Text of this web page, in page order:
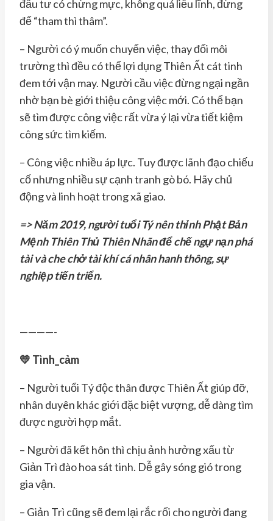
đầu tư có chừng mực, không quá liều lĩnh, đừng
để “tham thì thâm”.
– Người có ý muốn chuyển việc, thay đổi môi
trường thì đều có thể lợi dụng Thiên Ất cát tinh
đem tới vận may. Người cầu việc đừng ngại ngần
nhờ bạn bè giới thiệu công việc mới. Có thể bạn
sẽ tìm được công việc rất vừa ý lại vừa tiết kiệm
công sức tìm kiếm.
– Công việc nhiều áp lực. Tuy được lãnh đạo chiếu
cố nhưng nhiều sự cạnh tranh gò bó. Hãy chủ
động và linh hoạt trong xã giao.
=> Năm 2019, người tuổi Tý nên thỉnh Phật Bản
Mệnh Thiên Thủ Thiên Nhãn để chế ngự nạn phá
tài và che chở tài khí cá nhân hanh thông, sự
nghiệp tiến triển.
————-
💛 Tình_cảm
– Người tuổi Tý độc thân được Thiên Ất giúp đỡ,
nhân duyên khác giới đặc biệt vượng, dễ dàng tìm
được người hợp mắt.
– Người đã kết hôn thì chịu ảnh hưởng xấu từ
Giản Trì đào hoa sát tinh. Dễ gây sóng gió trong
gia vận.
– Giản Trì cũng sẽ đem lại rắc rối cho người đang